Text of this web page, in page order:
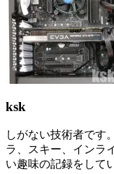
ksk
しがない技術者です
ラ、スキー、インラ
い趣味の記録をして